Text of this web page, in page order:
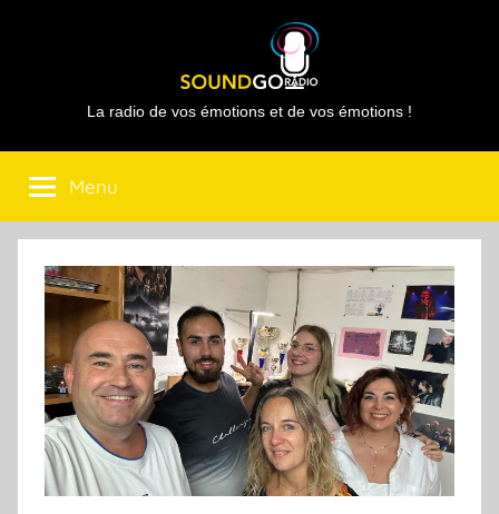
Sound
Go
Radio
La radio de vos émotions et de vos émotions !
Menu